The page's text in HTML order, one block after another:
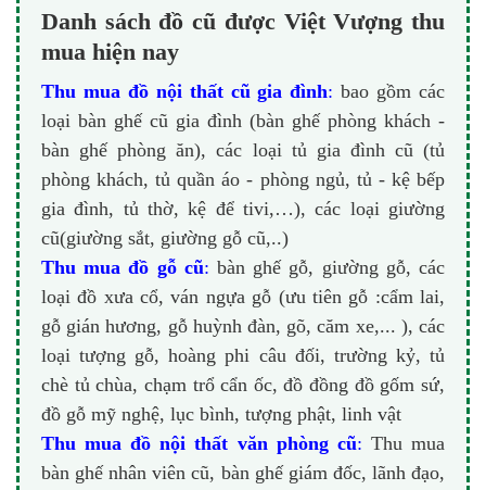
Danh sách đồ cũ được Việt Vượng thu
mua hiện nay
Thu mua đồ nội thất cũ gia đình: bao gồm các
loại bàn ghế cũ gia đình (bàn ghế phòng khách -
bàn ghế phòng ăn), các loại tủ gia đình cũ (tủ
phòng khách, tủ quần áo - phòng ngủ, tủ - kệ bếp
gia đình, tủ thờ, kệ để tivi,…), các loại giường
cũ(giường sắt, giường gỗ cũ,..)
Thu mua đồ gỗ cũ: bàn ghế gỗ, giường gỗ, các
loại đồ xưa cổ, ván ngựa gỗ (ưu tiên gỗ :cẩm lai,
gỗ gián hương, gỗ huỳnh đàn, gõ, căm xe,... ), các
loại tượng gỗ, hoàng phi câu đối, trường kỷ, tủ
chè tủ chùa, chạm trổ cẩn ốc, đồ đồng đồ gốm sứ,
đồ gỗ mỹ nghệ, lục bình, tượng phật, linh vật
Thu mua đồ nội thất văn phòng cũ: Thu mua
bàn ghế nhân viên cũ, bàn ghế giám đốc, lãnh đạo,